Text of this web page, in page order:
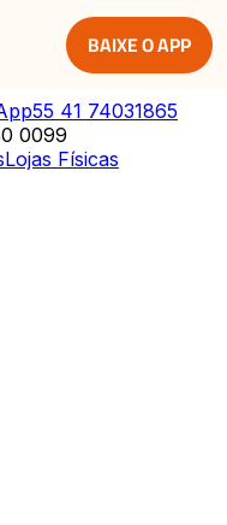
BAIXE O APP
55 41 74031865
0099
Lojas Físicas